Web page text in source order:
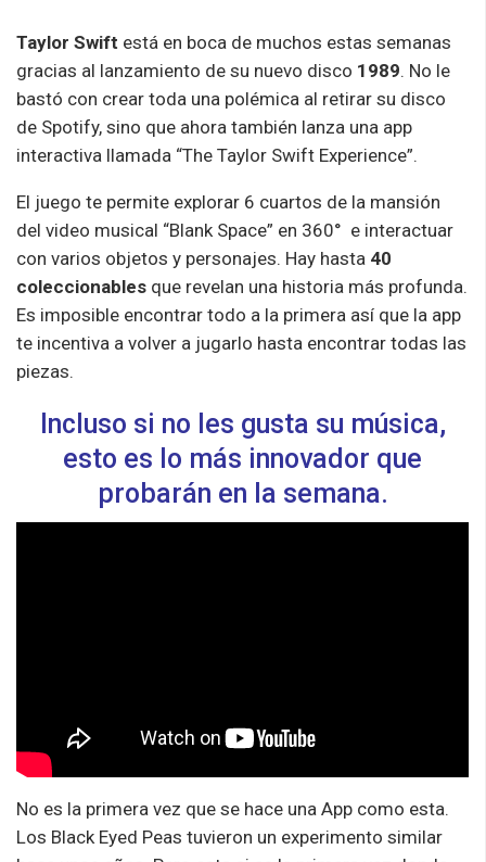
Taylor Swift está en boca de muchos estas semanas
gracias al lanzamiento de su nuevo disco 1989. No le
bastó con crear toda una polémica al retirar su disco
de Spotify, sino que ahora también lanza una app
interactiva llamada “The Taylor Swift Experience”.
El juego te permite explorar 6 cuartos de la mansión
del video musical “Blank Space” en 360° e interactuar
con varios objetos y personajes. Hay hasta 40
coleccionables que revelan una historia más profunda.
Es imposible encontrar todo a la primera así que la app
te incentiva a volver a jugarlo hasta encontrar todas las
piezas.
Incluso si no les gusta su música,
esto es lo más innovador que
probarán en la semana.
No es la primera vez que se hace una App como esta.
Los Black Eyed Peas tuvieron un experimento similar